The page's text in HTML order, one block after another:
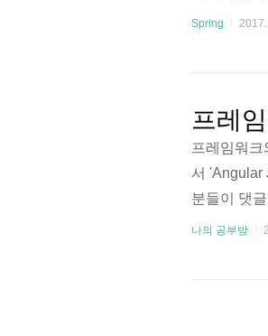
에 대한 이
Spring
프레
프레임워
서 'Angular
분들이 댓
t Js는 라이
나의 공부방